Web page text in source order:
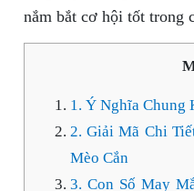
nắm bắt cơ hội tốt trong
1. Ý Nghĩa Chung
2. Giải Mã Chi
Mèo Cắn
3. Con Số May